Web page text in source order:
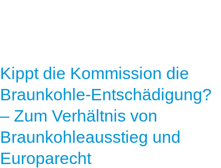
Kippt die Kommission die
Braunkohle-Entschädigung?
– Zum Verhältnis von
Braunkohleausstieg und
Europarecht